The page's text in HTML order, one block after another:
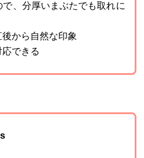
、分厚いまぶたでも取れに
から自然な印象
できる